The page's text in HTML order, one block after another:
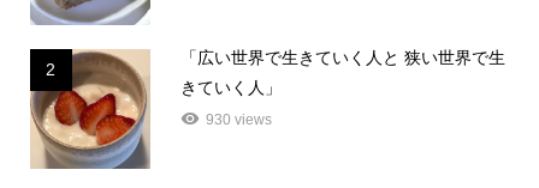
2
「広い世界で生きていく人と 狭い世界で生
きていく人」
930 views